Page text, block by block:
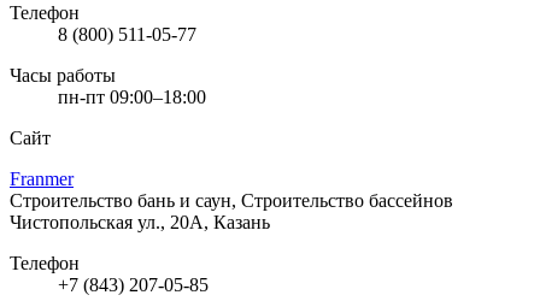
Телефон
8 (800) 511-05-77
Часы работы
пн-пт 09:00–18:00
Сайт
Franmer
Строительство бань и саун, Строительство бассейнов
Чистопольская ул., 20А, Казань
Телефон
+7 (843) 207-05-85